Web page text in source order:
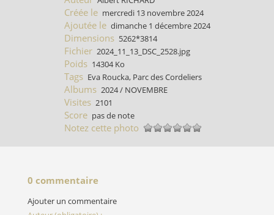
Créée le mercredi 13 novembre 2024
Ajoutée le dimanche 1 décembre 2024
Dimensions 5262*3814
Fichier 2024_11_13_DSC_2528.jpg
Poids 14304 Ko
Tags Eva Roucka, Parc des Cordeliers
Albums 2024/ NOVEMBRE
Visites 2101
Score pas de note
Notez cette photo
0 commentaire
Ajouter un commentaire